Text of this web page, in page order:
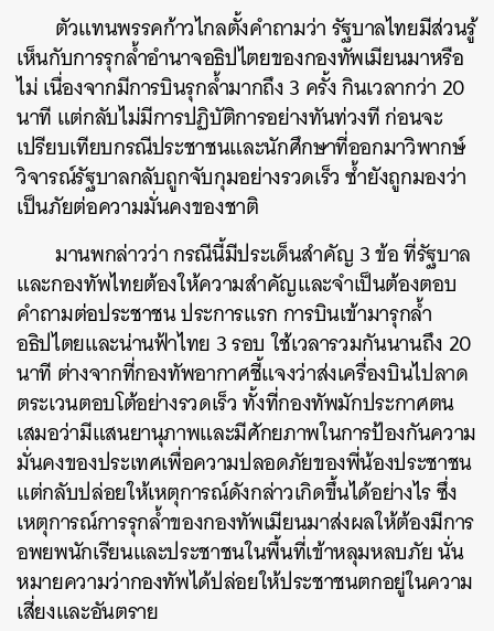
ตัวแทนพรรคก้าวไกลตั้งคำถามว่า รัฐบาลไทยมีส่วนรู้
เห็นกับการรุกล้ำอำนาจอธิปไตยของกองทัพเมียนมาหรือ
ไม่ เนื่องจากมีการบินรุกล้ำมากถึง 3 ครั้ง กินเวลากว่า 20
นาที แต่กลับไม่มีการปฏิบัติการอย่างทันท่วงที ก่อนจะ
เปรียบเทียบกรณีประชาชนและนักศึกษาที่ออกมาวิพากษ์
วิจารณ์รัฐบาลกลับถูกจับกุมอย่างรวดเร็ว ซ้ำยังถูกมองว่า
เป็นภัยต่อความมั่นคงของชาติ
มานพกล่าวว่า กรณีนี้มีประเด็นสำคัญ 3 ข้อ ที่รัฐบาล
และกองทัพไทยต้องให้ความสำคัญและจำเป็นต้องตอบ
คำถามต่อประชาชน ประการแรก การบินเข้ามารุกล้ำ
อธิปไตยและน่านฟ้าไทย 3 รอบ ใช้เวลารวมกันนานถึง 20
นาที ต่างจากที่กองทัพอากาศชี้แจงว่าส่งเครื่องบินไปลาด
ตระเวนตอบโต้อย่างรวดเร็ว ทั้งที่กองทัพมักประกาศตน
เสมอว่ามีแสนยานุภาพและมีศักยภาพในการป้องกันความ
มั่นคงของประเทศเพื่อความปลอดภัยของพี่น้องประชาชน
แต่กลับปล่อยให้เหตุการณ์ดังกล่าวเกิดขึ้นได้อย่างไร ซึ่ง
เหตุการณ์การรุกล้ำของกองทัพเมียนมาส่งผลให้ต้องมีการ
อพยพนักเรียนและประชาชนในพื้นที่เข้าหลุมหลบภัย นั่น
หมายความว่ากองทัพได้ปล่อยให้ประชาชนตกอยู่ในความ
เสี่ยงและอันตราย